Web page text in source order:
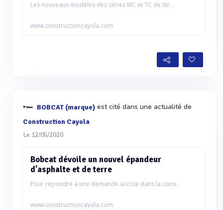
Les nouveaux modèles des séries MC et TC de Str...
www.constructioncayola.com
BOBCAT (marque) est cité dans une actualité de
Construction Cayola
Le 12/05/2020
Bobcat dévoile un nouvel épandeur
d’asphalte et de terre
Pour répondre à une demande accrue dans la cons...
www.constructioncayola.com